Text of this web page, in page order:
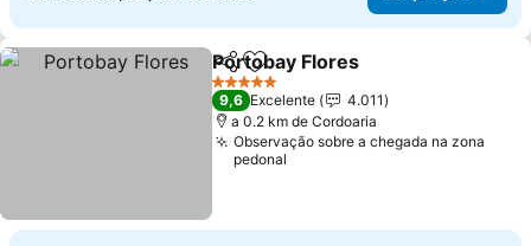
PartilharAdicionar aos favoritos
Portobay Flores
5 Estrelas
9,6 Excelente
4.011
a 0.2 km de Cordoaria
Observação sobre a chegada na zona
pedonal